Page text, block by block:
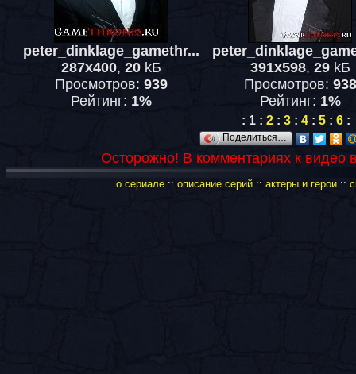
peter_dinklage_gamethr...
287x400, 20kБ
Просмотров: 939
Рейтинг: 1%
391x598, 29kБ
Просмотров: 938
Рейтинг: 1%
: 1: 2: 3: 4: 5: 6:
Поделиться…
Осторожно! В комментариях к видео
о сериале:: описание серий:: актеры и герои::